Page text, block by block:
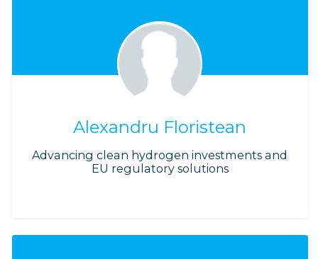
Alexandru Floristean
Advancing clean hydrogen investments and
EU regulatory solutions